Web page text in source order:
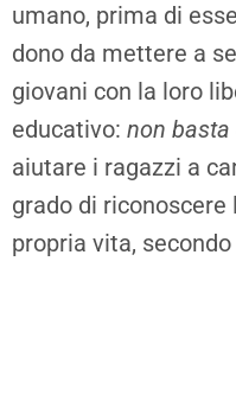
umano, prima di
dono da mettere a
giovani con la loro
educativo: non basta
aiutare i ragazzi a
grado di
propria vita,